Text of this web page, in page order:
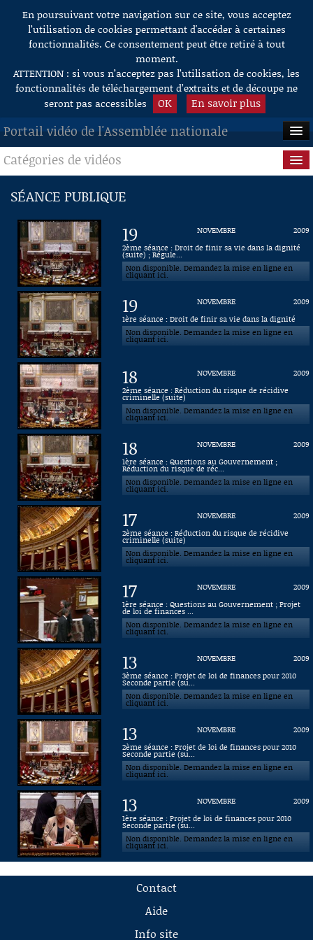
Aller au contenu
En poursuivant votre navigation sur ce site, vous acceptez
l’utilisation de cookies permettant d'accéder à certaines
fonctionnalités. Ce consentement peut être retiré à tout
moment.
ATTENTION : si vous n’acceptez pas l’utilisation de cookies, les
fonctionnalités de téléchargement d’extraits et de découpe ne
seront pas accessibles
OK En savoir plus
Portail vidéo de l'Assemblée nationale
ACCUEIL
EN DIRECT
À LA DEMANDE
RECHERCHE
AIDE À LA DÉCOUPE
DE VIDÉOS
Catégories de vidéos
Séance publique
Questions au Gouvernement
Commissions
Présidence
Évènements
Connaissance, Histoire
SÉANCE PUBLIQUE
19 NOVEMBRE
2009
2ème séance : Droit de finir sa vie dans la dignité
(suite) ; Régule...
Non disponible. Demandez la mise en ligne en
cliquant ici.
19 NOVEMBRE
2009
1ère séance : Droit de finir sa vie dans la dignité
Non disponible. Demandez la mise en ligne en
cliquant ici.
18 NOVEMBRE
2009
2ème séance : Réduction du risque de récidive
criminelle (suite)
Non disponible. Demandez la mise en ligne en
cliquant ici.
18 NOVEMBRE
2009
1ère séance : Questions au Gouvernement ;
Réduction du risque de réc...
Non disponible. Demandez la mise en ligne en
cliquant ici.
17 NOVEMBRE
2009
2ème séance : Réduction du risque de récidive
criminelle (suite)
Non disponible. Demandez la mise en ligne en
cliquant ici.
17 NOVEMBRE
2009
1ère séance : Questions au Gouvernement ; Projet
de loi de finances ...
Non disponible. Demandez la mise en ligne en
cliquant ici.
13 NOVEMBRE
2009
3ème séance : Projet de loi de finances pour 2010
Seconde partie (su...
Non disponible. Demandez la mise en ligne en
cliquant ici.
13 NOVEMBRE
2009
2ème séance : Projet de loi de finances pour 2010
Seconde partie (su...
Non disponible. Demandez la mise en ligne en
cliquant ici.
13 NOVEMBRE
2009
1ère séance : Projet de loi de finances pour 2010
Seconde partie (su...
Non disponible. Demandez la mise en ligne en
cliquant ici.
Contact
Aide
Info site